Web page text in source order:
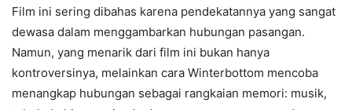
Film ini sering dibahas karena pendekatannya yang sangat
dewasa dalam menggambarkan hubungan pasangan.
Namun, yang menarik dari film ini bukan hanya
kontroversinya, melainkan cara Winterbottom mencoba
menangkap hubungan sebagai rangkaian memori: musik,